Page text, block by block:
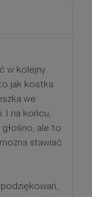
w kolejny
jak kostka
we
I na końcu,
ale to
stawiać